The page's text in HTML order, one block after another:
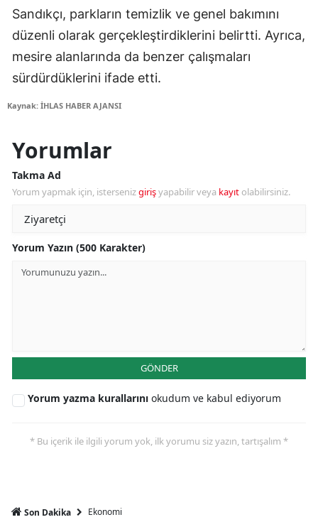
Sandıkçı, parkların temizlik ve genel bakımını
düzenli olarak gerçekleştirdiklerini belirtti. Ayrıca,
mesire alanlarında da benzer çalışmaları
sürdürdüklerini ifade etti.
Kaynak: İHLAS HABER AJANSI
Yorumlar
Takma Ad
Yorum yapmak için, istersenizgirişyapabilir veya kayıt olabilirsiniz.
Yorum Yazın (500 Karakter)
GÖNDER
Yorum yazma kurallarını okudum ve kabul ediyorum
* Bu içerik ile ilgili yorum yok, ilk yorumu siz yazın, tartışalım *
Son Dakika Ekonomi